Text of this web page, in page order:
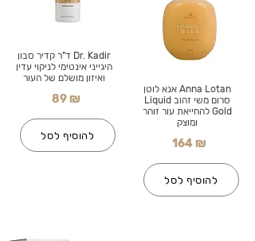
Dr. Kadir ד"ר קדיר סבון
היגייני אינטימי לניקוי עדין
ואיזון מושלם של העור
89 ₪
להוסיף לסל
Anna Lotan אנא לוטן
סרום משי זהוב Liquid
Gold להחייאת עור זוהר
ומוצק
164 ₪
להוסיף לסל